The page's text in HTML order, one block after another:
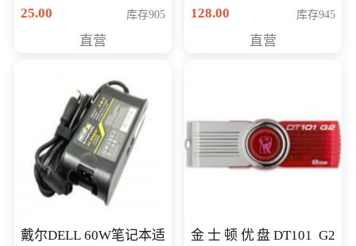
卡 CLASS 10
25.00 库存905
直营
128.00
库存945
直营
戴尔DELL 60W笔记本适
金士顿优盘DT101 G2